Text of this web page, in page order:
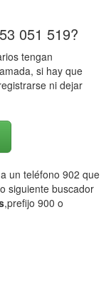
051 519?
tengan
si hay que
ni dejar
un teléfono 902 que
siguiente buscador
,prefijo 900 o